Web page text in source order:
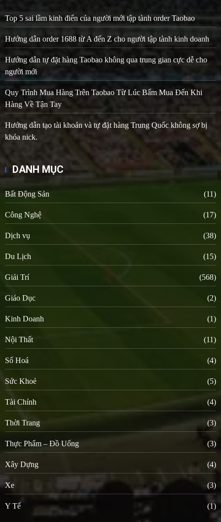
Top 5 sai lầm kinh điển của người mới tập tành order Taobao
Hướng dẫn order 1688 từ A đến Z cho người tập tành kinh doanh
Hướng dẫn tự đặt hàng Taobao không qua trung gian cực dễ cho
người mới
Quy Trình Mua Hàng Trên Taobao Từ Lúc Bấm Mua Đến Khi
Hàng Về Tận Tay
Hướng dẫn tạo tài khoản và tự đặt hàng Trung Quốc không sợ bị
khóa nick.
DANH MỤC
Bất Động Sản (11)
Công Nghệ (17)
Dịch vụ (38)
Du Lịch (15)
Giải Trí (568)
Giáo Dục (2)
Kinh Doanh (1)
Nội Thất (11)
Số Hoá (4)
Sức Khoẻ (5)
Tài Chính (4)
Thời Trang (3)
Thực Phẩm – Đồ Uống (3)
Xây Dựng (4)
Xe (3)
Y Tế (1)